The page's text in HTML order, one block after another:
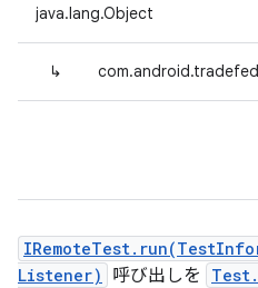
java.lang.Object
↳
Listener)
呼び出しを